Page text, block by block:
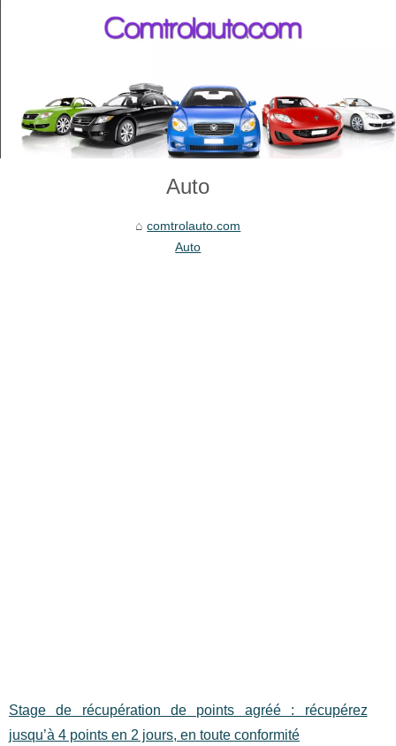
Auto
comtrolauto.com
Auto
Stage de récupération de points agréé : récupérez
jusqu’à 4 points en 2 jours, en toute conformité